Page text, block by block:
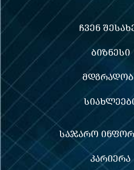
ᲩᲕᲔᲜ
ᲑᲘᲖᲜᲔᲡᲘ
ᲡᲐᲯᲐᲠᲝ
ᲙᲐᲠᲘᲔᲠᲐ